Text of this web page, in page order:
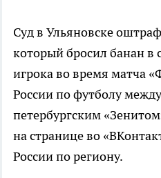
Суд в Ульяновске
который бросил банан в
игрока во время матча
России по футболу
петербургским
на странице во
России по региону.